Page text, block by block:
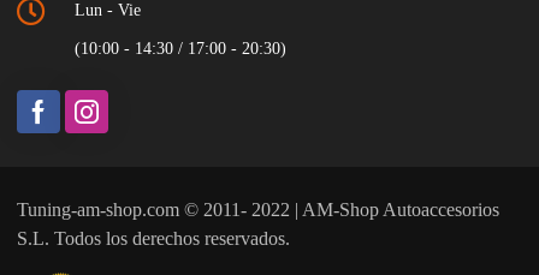
Lun - Vie
(10:00 - 14:30 / 17:00 - 20:30)
Tuning-am-shop.com © 2011- 2022 | AM-Shop Autoaccesorios
S.L. Todos los derechos reservados.